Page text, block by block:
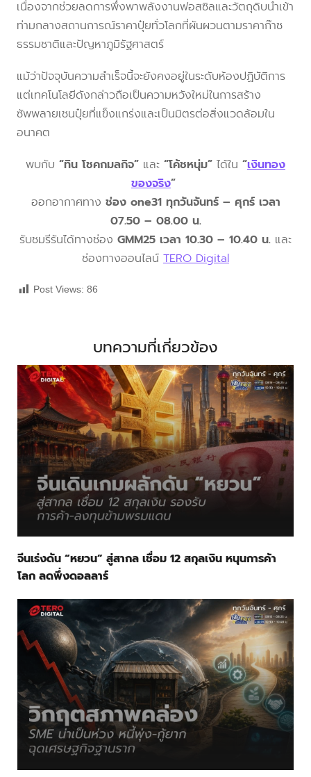
เนื่องจากช่วยลดการพึ่งพาพลังงานฟอสซิลและวัตถุดิบนำเข้า
ท่ามกลางสถานการณ์ราคาปุ๋ยทั่วโลกที่ผันผวนตามราคาก๊าซ
ธรรมชาติและปัญหาภูมิรัฐศาสตร์
แม้ว่าปัจจุบันความสำเร็จนี้จะยังคงอยู่ในระดับห้องปฏิบัติการ
แต่เทคโนโลยีดังกล่าวถือเป็นความหวังใหม่ในการสร้าง
ซัพพลายเชนปุ๋ยที่แข็งแกร่งและเป็นมิตรต่อสิ่งแวดล้อมใน
อนาคต
พบกับ “ทิน โชคกมลกิจ” และ “โค้ชหนุ่ม” ได้ใน “เงินทอง
ของจริง”
ออกอากาศทาง ช่อง one31 ทุกวันจันทร์ – ศุกร์ เวลา
07.50 – 08.00 น.
รับชมรีรันได้ทางช่อง GMM25 เวลา 10.30 – 10.40 น. และ
ช่องทางออนไลน์ TERO Digital
Post Views: 86
บทความที่เกี่ยวข้อง
จีนเร่งดัน “หยวน” สู่สากล เชื่อม 12 สกุลเงิน หนุนการค้า
โลก ลดพึ่งดอลลาร์